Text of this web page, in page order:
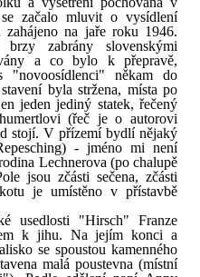
začalo mluvit o vysídlení
na jaře roku 1946.
zabrány slovenskými
a co bylo k přepravě,
"novoosídlenci" někam do
byla stržena, místa po
jeden jediný statek, řečený
(řeč je o autorovi
stojí. V přízemí bydlí nějaký
- jméno mi není
Lechnerova (po chalupě
jsou zčásti sečena, zčásti
je umístěno v přístavbě
usedlosti "Hirsch" Franze
k jihu. Na jejím konci a
se spoustou kamenného
malá poustevna (místní